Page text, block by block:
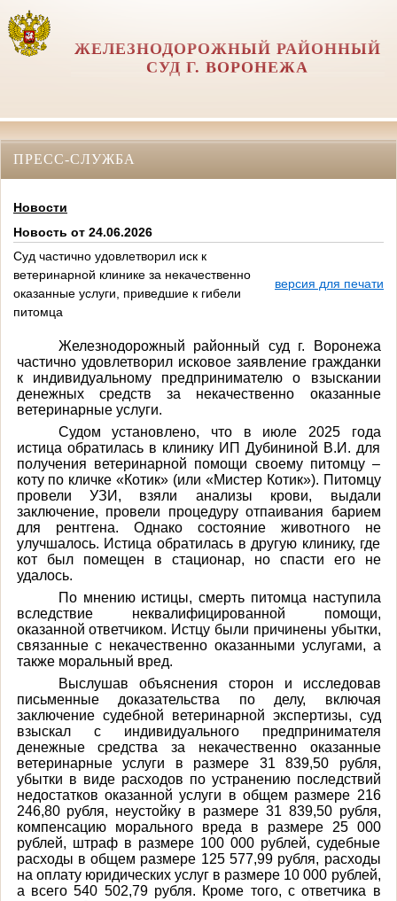
ЖЕЛЕЗНОДОРОЖНЫЙ РАЙОННЫЙ
СУД Г. ВОРОНЕЖА
ПРЕСС-СЛУЖБА
Новости
Новость от 24.06.2026
Суд частично удовлетворил иск к
ветеринарной клинике за некачественно
оказанные услуги, приведшие к гибели
питомца
версия для печати
Железнодорожный районный суд г. Воронежа
частично удовлетворил исковое заявление гражданки
к индивидуальному предпринимателю о взыскании
денежных средств за некачественно оказанные
ветеринарные услуги.
Судом установлено, что в июле 2025 года
истица обратилась в клинику ИП Дубининой В.И. для
получения ветеринарной помощи своему питомцу –
коту по кличке «Котик» (или «Мистер Котик»). Питомцу
провели УЗИ, взяли анализы крови, выдали
заключение, провели процедуру отпаивания барием
для рентгена. Однако состояние животного не
улучшалось. Истица обратилась в другую клинику, где
кот был помещен в стационар, но спасти его не
удалось.
По мнению истицы, смерть питомца наступила
вследствие неквалифицированной помощи,
оказанной ответчиком. Истцу были причинены убытки,
связанные с некачественно оказанными услугами, а
также моральный вред.
Выслушав объяснения сторон и исследовав
письменные доказательства по делу, включая
заключение судебной ветеринарной экспертизы, суд
взыскал с индивидуального предпринимателя
денежные средства за некачественно оказанные
ветеринарные услуги в размере 31 839,50 рубля,
убытки в виде расходов по устранению последствий
недостатков оказанной услуги в общем размере 216
246,80 рубля, неустойку в размере 31 839,50 рубля,
компенсацию морального вреда в размере 25 000
рублей, штраф в размере 100 000 рублей, судебные
расходы в общем размере 125 577,99 рубля, расходы
на оплату юридических услуг в размере 10 000 рублей,
а всего 540 502,79 рубля. Кроме того, с ответчика в